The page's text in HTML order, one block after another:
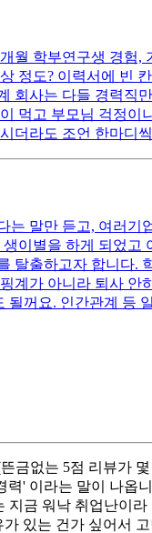
월 학부연구생 경험,
정도? 이력서에 빈
회사는 다들 경력직
먹고 부모님 걱정이
더라도 조언 한마디
말만 듣고, 여러
이별을 하게 되었고
탈출하고자 합니다.
계가 아니라 퇴사 안
꺼요. 인간관계 등
금없는 5점 리뷰가
' 이라는 말이 나옵
금 워낙 취업난이
있는 건가 싶어서